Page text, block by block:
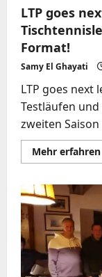
LTP goes
Format!
Samy El Ghayati
LTP goes next
Testläufen
zweiten Saison
Mehr erfahren